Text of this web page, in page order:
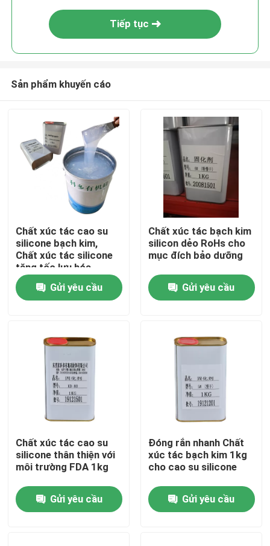
Về chúng tôi
Địa chỉ liên hệ
Sản phẩm
Hướng dẫn VR
Mực cao su silicone
Mực silicone in màn hình
Mực silicon dập nổi
Tiếp tục
Sản phẩm khuyến cáo
Chất xúc tác cao su
silicone bạch kim,
Chất xúc tác silicone
tăng tốc lưu hóa
Gửi yêu cầu
Chất xúc tác bạch kim
silicon dẻo RoHs cho
mục đích bảo dưỡng
Gửi yêu cầu
Chất xúc tác cao su
silicone thân thiện với
môi trường FDA 1kg
Gửi yêu cầu
Đóng rắn nhanh Chất
xúc tác bạch kim 1kg
cho cao su silicone
Gửi yêu cầu